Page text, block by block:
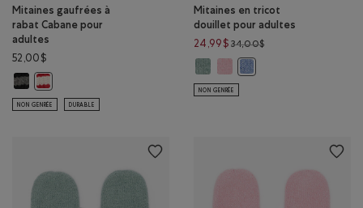
Mitaines gaufrées à
rabat Cabane pour
adultes
52,00$
Mitaines gaufrées à rabat Cabane pour adultes: MÉLANGE NOIR
Mitaines gaufrées à rabat Cabane pour adultes: SEL ET POIVRE
NON GENRÉE DURABLE
Mitaines en tricot
douillet pour adultes
24,99$ 34,00$Prix réduit de
Mitaines en tricot douillet pour
Mitaines en tricot douillet
Mitaines en tricot douillet
NON GENRÉE